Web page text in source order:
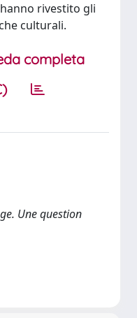
rivestito gli
culturali.
completa
Une question